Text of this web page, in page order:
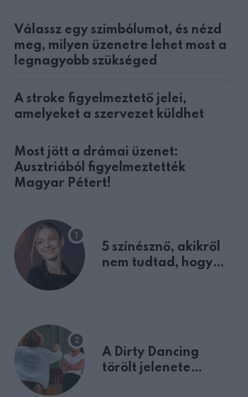
Válassz egy szimbólumot, és nézd
meg, milyen üzenetre lehet most a
legnagyobb szükséged
A stroke figyelmeztető jelei,
amelyeket a szervezet küldhet
Most jött a drámai üzenet:
Ausztriából figyelmeztették
Magyar Pétert!
5 színésznő, akikről
nem tudtad, hogy
A Dirty Dancing
törölt jelenete